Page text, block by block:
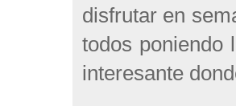
disfrutar en
todos poniendo
interesante